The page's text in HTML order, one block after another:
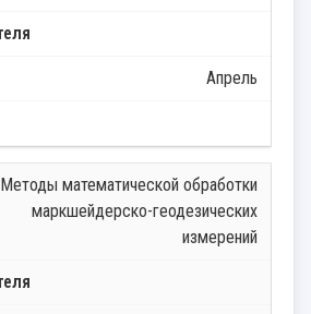
Апрель
Методы математической обработки
маркшейдерско-геодезических
измерений